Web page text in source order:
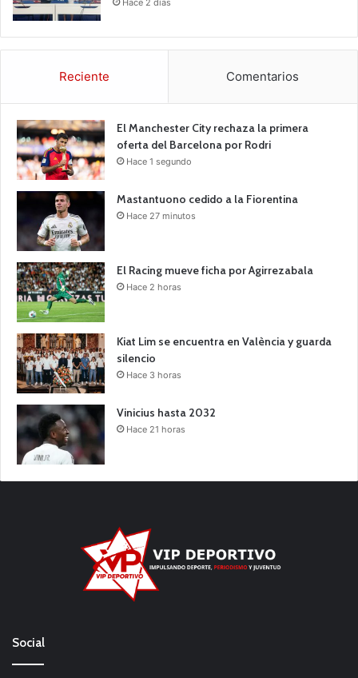
Hace 2 días
Reciente Comentarios
El Manchester City rechaza la primera
oferta del Barcelona por Rodri
Hace 1 segundo
Mastantuono cedido a la Fiorentina
Hace 27 minutos
El Racing mueve ficha por Agirrezabala
Hace 2 horas
Kiat Lim se encuentra en València y guarda
silencio
Hace 3 horas
Vinicius hasta 2032
Hace 21 horas
Social